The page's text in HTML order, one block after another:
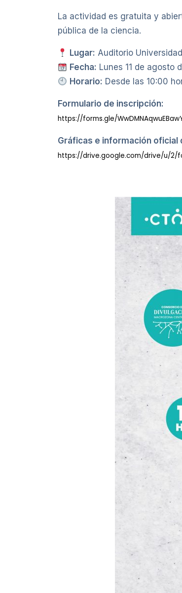
La actividad es gratuita y
pública de la ciencia.
Lugar: Auditorio
Fecha: Lunes 11 de agosto
Horario: Desde las 10:00
Formulario de inscripción:
https://forms.gle/
Gráficas e información oficial
https://drive.google.com/drive/u/2/